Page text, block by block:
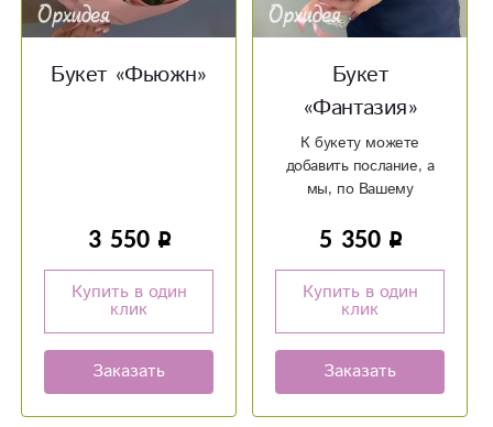
Букет «Фьюжн»
3 550
Купить в один
клик
Заказать
Букет
«Фантазия»
К букету можете
добавить послание, а
мы, по Вашему
написать его на
5 350
Купить в один
клик
Заказать